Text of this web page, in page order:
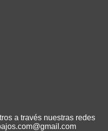
a través nuestras redes